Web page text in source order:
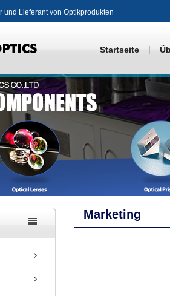
und Lieferant von Optikprodukten
Startseite
Marketing